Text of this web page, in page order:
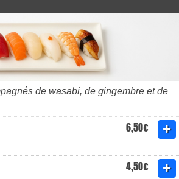
de wasabi, de gingembre et de
6,50€
4,50€